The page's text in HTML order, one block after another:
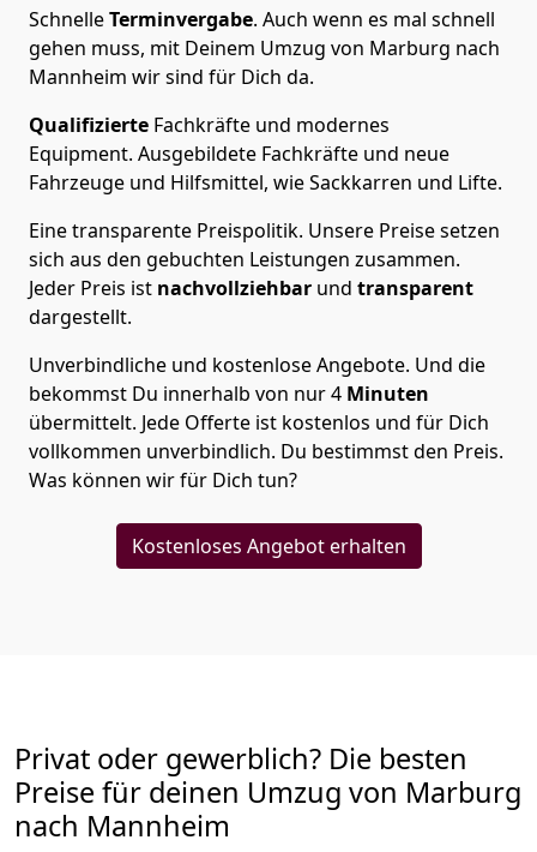
SchnelleTerminvergabe. Auch wenn es mal schnell
gehen muss, mit Deinem Umzug von Marburg nach
Mannheim wir sind für Dich da.
Qualifizierte Fachkräfte und modernes
Equipment. Ausgebildete Fachkräfte und neue
Fahrzeuge und Hilfsmittel, wie Sackkarren und Lifte.
Eine transparente Preispolitik. Unsere Preise setzen
sich aus den gebuchten Leistungen zusammen.
Jeder Preis ist nachvollziehbar und transparent
dargestellt.
Unverbindliche und kostenlose Angebote. Und die
bekommst Du innerhalb von nur4 Minuten
übermittelt. Jede Offerte ist kostenlos und für Dich
vollkommen unverbindlich. Du bestimmst den Preis.
Was können wir für Dich tun?
Kostenloses Angebot erhalten
Privat oder gewerblich? Die besten
Preise für deinen Umzug von Marburg
nach Mannheim